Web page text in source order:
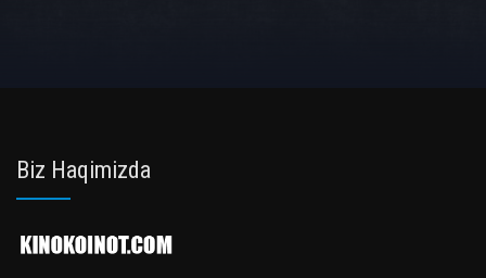
Biz Haqimizda